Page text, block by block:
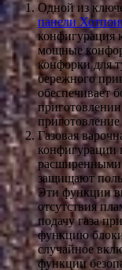
Одной из
панели
конфигурация
мощные
конфорки для
бережного
обеспечивает
Газовая
конфигурации
расширенными
защищают
Эти функции
отсутствия
подачу газа
функцию
случайное
функции